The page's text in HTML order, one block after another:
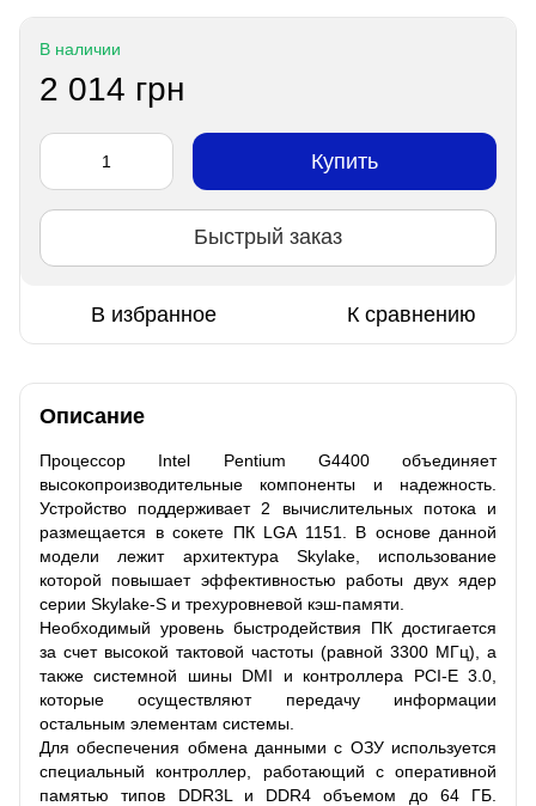
В наличии
2 014 грн
Купить
Быстрый заказ
В избранное К сравнению
Описание
Процессор Intel Pentium G4400 объединяет
высокопроизводительные компоненты и надежность.
Устройство поддерживает 2 вычислительных потока и
размещается в сокете ПК LGA 1151. В основе данной
модели лежит архитектура Skylake, использование
которой повышает эффективностью работы двух ядер
серии Skylake-S и трехуровневой кэш-памяти.
Необходимый уровень быстродействия ПК достигается
за счет высокой тактовой частоты (равной 3300 МГц), а
также системной шины DMI и контроллера PCI-E 3.0,
которые осуществляют передачу информации
остальным элементам системы.
Для обеспечения обмена данными с ОЗУ используется
специальный контроллер, работающий с оперативной
памятью типов DDR3L и DDR4 объемом до 64 ГБ.